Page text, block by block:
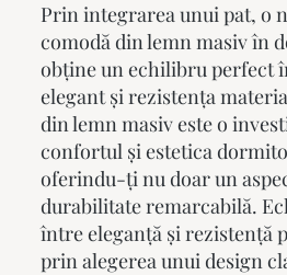
Prin integrarea unui pat, o
comodă din lemn masiv în
obține un echilibru perfect
elegant și rezistența
din lemn masiveste o
confortul și estetica
oferindu-ți nu doar un
durabilitate remarcabilă.
între eleganță și rezistență
prin alegerea unui design